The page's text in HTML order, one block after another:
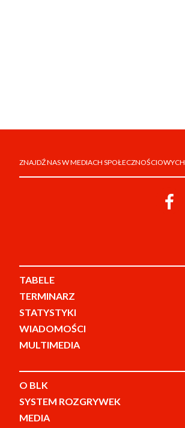
ZNAJDŹ NAS W MEDIACH SPOŁECZNOŚCIOWYCH
TABELE
TERMINARZ
STATYSTYKI
WIADOMOŚCI
MULTIMEDIA
O BLK
SYSTEM ROZGRYWEK
MEDIA